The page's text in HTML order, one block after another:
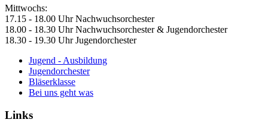
Mittwochs:
17.15 - 18.00 Uhr Nachwuchsorchester
18.00 - 18.30 Uhr Nachwuchsorchester & Jugendorchester
18.30 - 19.30 Uhr Jugendorchester
Jugend - Ausbildung
Jugendorchester
Bläserklasse
Bei uns geht was
Links